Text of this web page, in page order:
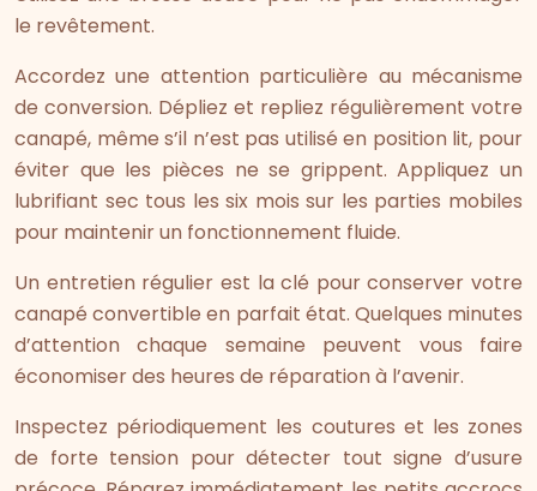
le revêtement.
Accordez une attention particulière au mécanisme
de conversion. Dépliez et repliez régulièrement votre
canapé, même s’il n’est pas utilisé en position lit, pour
éviter que les pièces ne se grippent. Appliquez un
lubrifiant sec tous les six mois sur les parties mobiles
pour maintenir un fonctionnement fluide.
Un entretien régulier est la clé pour conserver votre
canapé convertible en parfait état. Quelques minutes
d’attention chaque semaine peuvent vous faire
économiser des heures de réparation à l’avenir.
Inspectez périodiquement les coutures et les zones
de forte tension pour détecter tout signe d’usure